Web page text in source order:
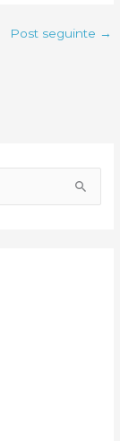
Post seguinte →